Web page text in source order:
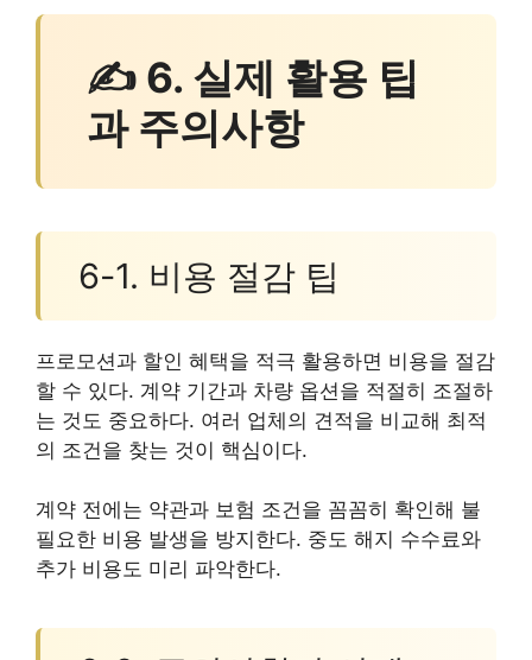
✍ 6. 실제 활용 팁
과 주의사항
6-1. 비용 절감 팁
프로모션과 할인 혜택을 적극 활용하면 비용을 절감
할 수 있다. 계약 기간과 차량 옵션을 적절히 조절하
는 것도 중요하다. 여러 업체의 견적을 비교해 최적
의 조건을 찾는 것이 핵심이다.
계약 전에는 약관과 보험 조건을 꼼꼼히 확인해 불
필요한 비용 발생을 방지한다. 중도 해지 수수료와
추가 비용도 미리 파악한다.